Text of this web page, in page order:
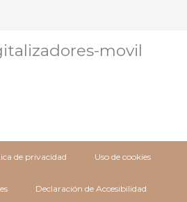
de privacidad Uso de cookies
Declaración de Accesibilidad